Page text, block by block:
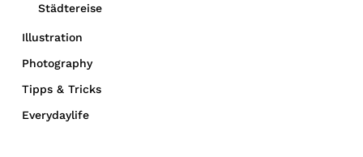
Städtereise
Illustration
Photography
Tipps & Tricks
Everydaylife